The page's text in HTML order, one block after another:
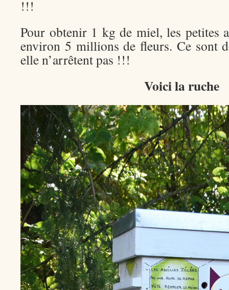
!!!
Pour obtenir 1 kg de miel, les petites
environ 5 millions de fleurs. Ce sont
elle n’arrêtent pas !!!
Voici la ruche